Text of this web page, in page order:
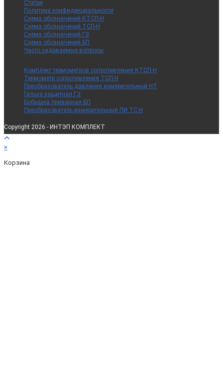
Статьи
Политика конфиденциальности
Схема обозначений КТСП-Н
Схема обозначений ТСП-Н
Схема обозначений ГЗ
Схема обозначений БП
Часто задаваемые вопросы
Комплект термометров сопротивления КТСП-Н
Термометр сопротивления ТСП-Н
Преобразователь давления измерительный НТ
Гильза защитная ГЗ
Бобышка приварная БП
Преобразователь измерительный ПИ ТС-Н
Copyright 2026 - ИНТЭП КОМПЛЕКТ
×
Корзина